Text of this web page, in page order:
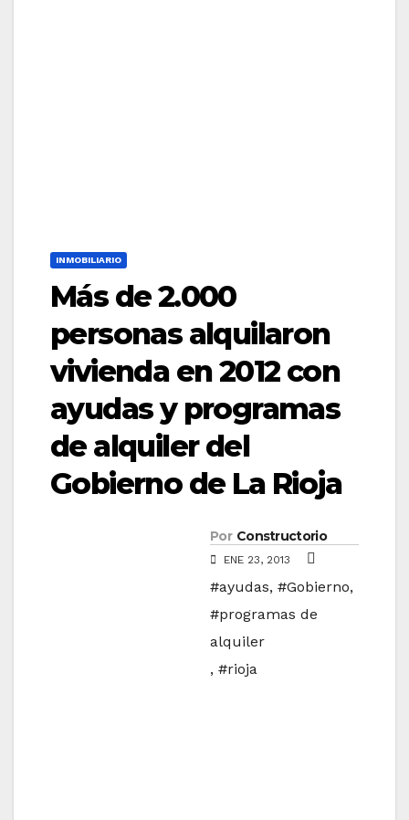
INMOBILIARIO
Más de 2.000
personas alquilaron
vivienda en 2012 con
ayudas y programas
de alquiler del
Gobierno de La Rioja
Por Constructorio
ENE 23, 2013
#ayudas, #Gobierno,
#programas de
alquiler
, #rioja